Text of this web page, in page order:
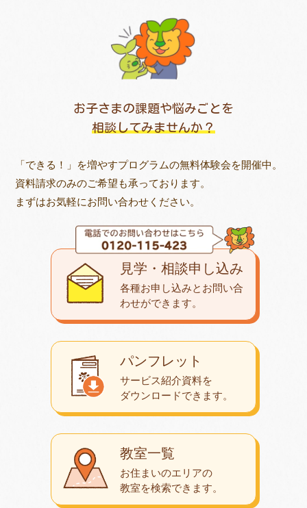
お子さまの課題や悩みごとを
相談してみませんか？
「できる！」を増やすプログラムの無料体験会を開催中。
資料請求のみのご希望も承っております。
まずはお気軽にお問い合わせください。
教室一覧
お住まいのエリアの
教室を検索できます。
パンフレット
サービス紹介資料を
ダウンロードできます。
見学・相談申し込み
各種お申し込みとお問い合
わせができます。